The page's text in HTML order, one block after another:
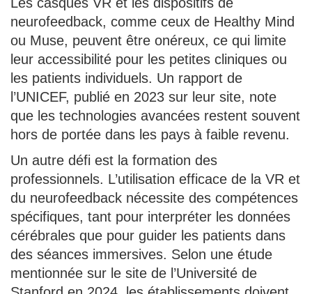
neurofeedback, comme ceux de Healthy Mind
ou Muse, peuvent être onéreux, ce qui limite
leur accessibilité pour les petites cliniques ou
les patients individuels. Un rapport de
l’UNICEF, publié en 2023 sur leur site, note
que les technologies avancées restent souvent
hors de portée dans les pays à faible revenu.
Un autre défi est la formation des
professionnels. L’utilisation efficace de la VR et
du neurofeedback nécessite des compétences
spécifiques, tant pour interpréter les données
cérébrales que pour guider les patients dans
des séances immersives. Selon une étude
mentionnée sur le site de l’Université de